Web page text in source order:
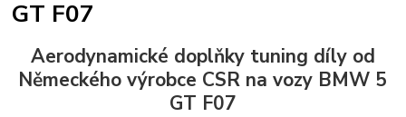
GT F07
Aerodynamické doplňky tuning díly od
Německého výrobce CSR na vozy BMW 5
GT F07